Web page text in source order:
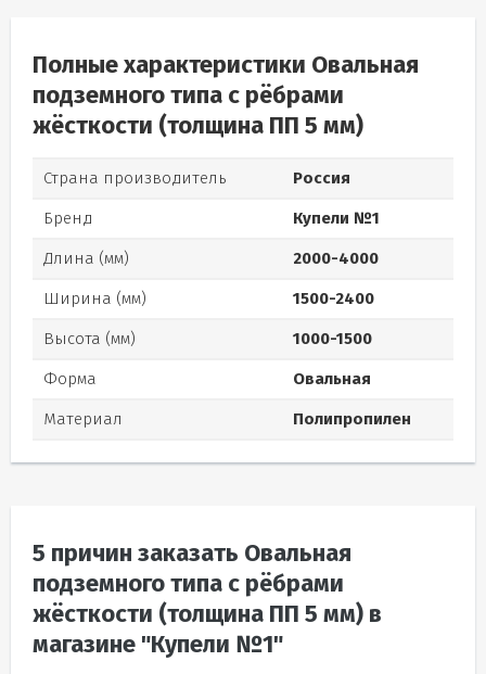
Полные характеристики Овальная
подземного типа с рёбрами
жёсткости (толщина ПП 5 мм)
Страна производитель Россия
Бренд Купели №1
Длина (мм) 2000-4000
Ширина (мм) 1500-2400
Высота (мм) 1000-1500
Форма Овальная
Материал Полипропилен
5 причин заказать Овальная
подземного типа с рёбрами
жёсткости (толщина ПП 5 мм) в
магазине "Купели №1"